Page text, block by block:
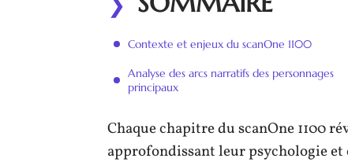
Contexte et enjeux du scanOne 1100
Analyse des arcs narratifs des personnages
principaux
Chaque chapitre du scanOne 1100
approfondissant leur psychologie